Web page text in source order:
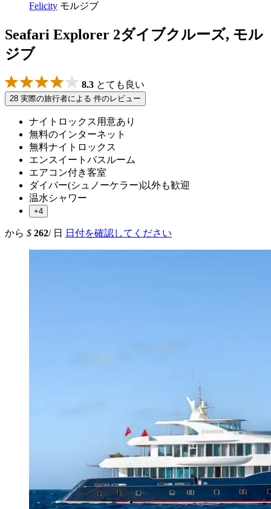
Felicity モルジブ
Seafari Explorer 2ダイブクルーズ, モル
ジブ
8.3 とても良い
28 実際の旅行者による 件のレビュー
ナイトロックス用意あり
無料のインターネット
無料ナイトロックス
エンスイートバスルーム
エアコン付き客室
ダイバー(シュノーケラー)以外も歓迎
温水シャワー
+4
から $ 262/ 日 日付を確認してください